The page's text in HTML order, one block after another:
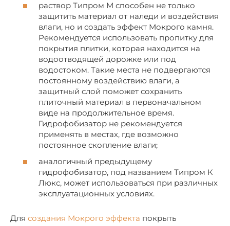
раствор Типром М способен не только
защитить материал от наледи и воздействия
влаги, но и создать эффект Мокрого камня.
Рекомендуется использовать пропитку для
покрытия плитки, которая находится на
водоотводящей дорожке или под
водостоком. Такие места не подвергаются
постоянному воздействию влаги, а
защитный слой поможет сохранить
плиточный материал в первоначальном
виде на продолжительное время.
Гидрофобизатор не рекомендуется
применять в местах, где возможно
постоянное скопление влаги;
аналогичный предыдущему
гидрофобизатор, под названием Типром К
Люкс, может использоваться при различных
эксплуатационных условиях.
Для создания Мокрого эффекта покрыть